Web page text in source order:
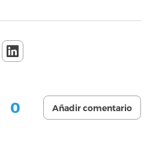
0 Añadir comentario